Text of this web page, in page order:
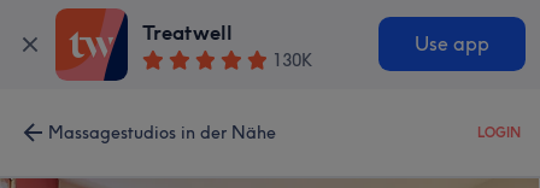
Treatwell
130K
Use app
Massagestudios in der Nähe LOGIN